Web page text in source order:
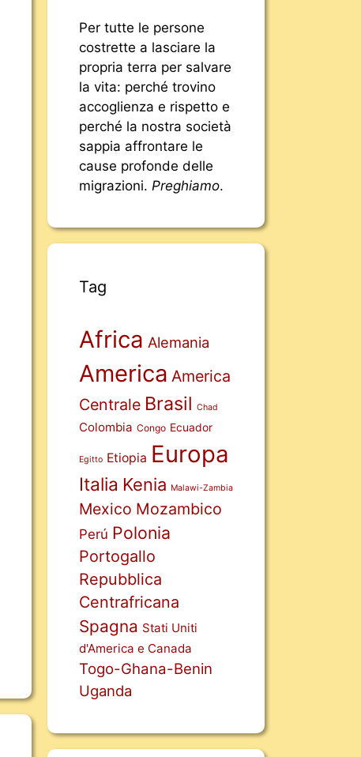
Per tutte le persone
costrette a lasciare la
propria terra per salvare
la vita: perché trovino
accoglienza e rispetto e
perché la nostra società
sappia affrontare le
cause profonde delle
migrazioni. Preghiamo.
Tag
Africa Alemania
America America
Centrale Brasil Chad
Colombia Congo Ecuador
Egitto Etiopia Europa
Italia Kenia Malawi-Zambia
Mexico Mozambico
Perú Polonia
Portogallo
Repubblica
Centrafricana
Spagna Stati Uniti
d'America e Canada
Togo-Ghana-Benin
Uganda